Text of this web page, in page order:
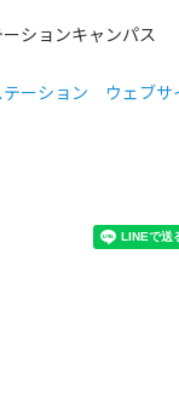
ションキャンパス
テーション ウェブサ